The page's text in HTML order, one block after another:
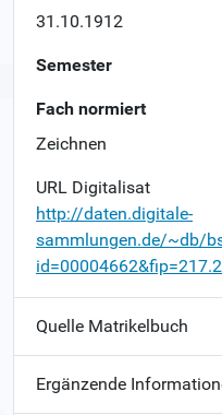
31.10.1912
Semester
Fach normiert
Zeichnen
URL Digitalisat
http://daten.digitale-
sammlungen.de/~db/
Quelle Matrikelbuch
Ergänzende